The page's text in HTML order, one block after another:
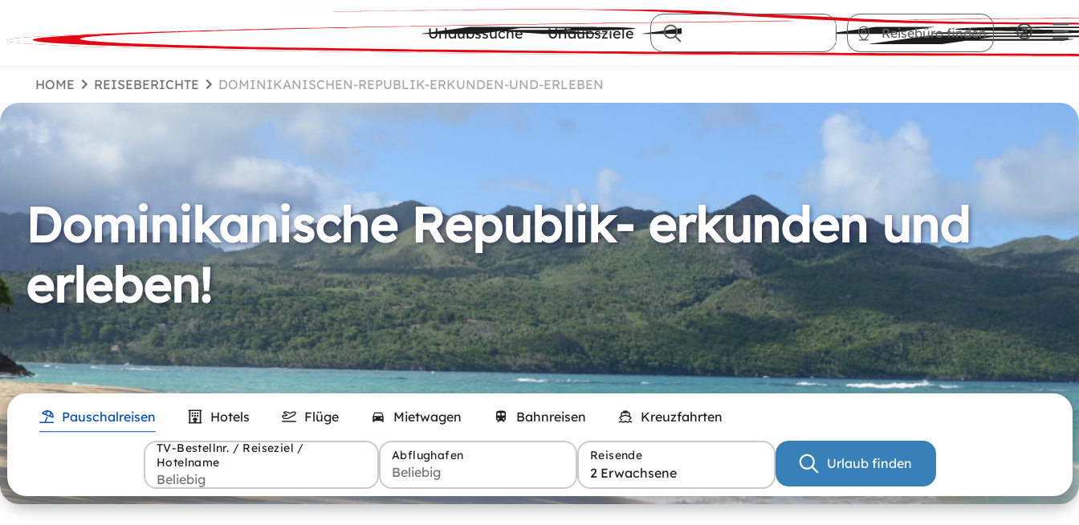
Urlaubssuche Urlaubsziele Reisebüro finden
HOME REISEBERICHTE DOMINIKANISCHEN-REPUBLIK-ERKUNDEN-UND-ERLEBEN
Dominikanische Republik- erkunden und
erleben!
Pauschalreisen Hotels Flüge Mietwagen Bahnreisen Kreuzfahrten
TV-Bestellnr. / Reiseziel /
Hotelname
Abflughafen Reisende
2 Erwachsene
Urlaub finden